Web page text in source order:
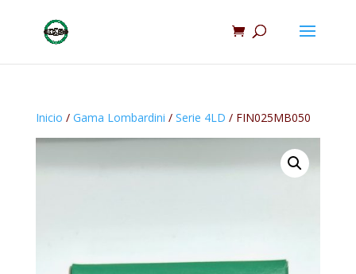
Inicio / Gama Lombardini / Serie 4LD / FIN025MB050